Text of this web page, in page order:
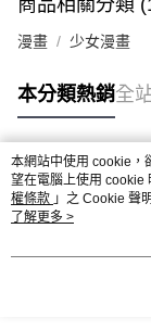
商品相關分類
漫畫 少女漫畫
本分類熱銷全
熱門標籤
本網站中使用 cookie，
望在電腦上使用 cookie
權條款 」之 Cookie 聲
用條款之 Cookie 聲明
了解更多 >